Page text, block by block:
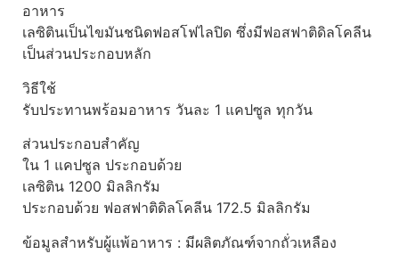
อาหาร
เลซิตินเป็นไขมันชนิดฟอสโฟไลปิด ซึ่งมีฟอสฟาติดิลโคลีน
เป็นส่วนประกอบหลัก
วิธีใช้
รับประทานพร้อมอาหาร วันละ 1 แคปซูล ทุกวัน
ส่วนประกอบสำคัญ
ใน 1 แคปซูล ประกอบด้วย
เลซิติน 1200 มิลลิกรัม
ประกอบด้วย ฟอสฟาติดิลโคลีน 172.5 มิลลิกรัม
ข้อมูลสำหรับผู้แพ้อาหาร : มีผลิตภัณฑ์จากถั่วเหลือง